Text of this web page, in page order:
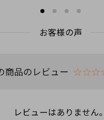
お客様の声
商品のレビュー
レビューはありません。